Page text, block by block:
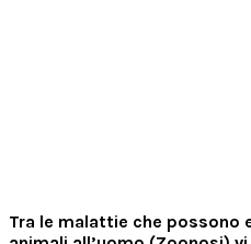
Tra le malattie che possono